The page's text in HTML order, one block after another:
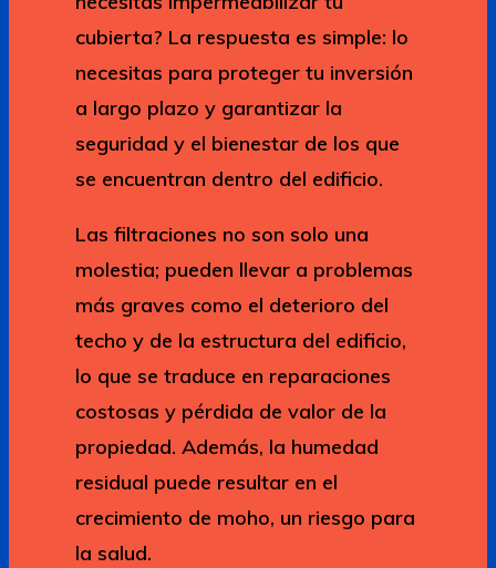
cubierta? La respuesta es simple: lo
necesitas para proteger tu inversión
a largo plazo y garantizar la
seguridad y el bienestar de los que
se encuentran dentro del edificio.
Las filtraciones no son solo una
molestia; pueden llevar a problemas
más graves como el deterioro del
techo y de la estructura del edificio,
lo que se traduce en reparaciones
costosas y pérdida de valor de la
propiedad. Además, la humedad
residual puede resultar en el
crecimiento de moho, un riesgo para
la salud.